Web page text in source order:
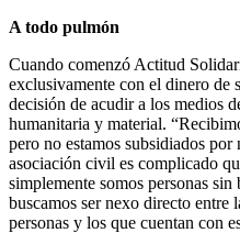
A todo pulmón
Cuando comenzó Actitud
exclusivamente con el dinero de
decisión de acudir a los medios
humanitaria y material.
pero no estamos subsidiados
asociación civil es complicado
simplemente somos personas
buscamos ser nexo directo entre
personas y los que cuentan con